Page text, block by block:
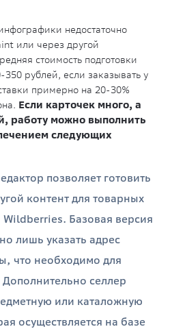
недостаточно
или через другой
стоимость подготовки
рублей, если заказывать у
примерно на 20-30%
Если карточек много, а
работу можно выполнить
следующих
позволяет готовить
контент для товарных
Wildberries. Базовая версия
лишь указать адрес
что необходимо для
селлер
или каталожную
осуществляется на базе